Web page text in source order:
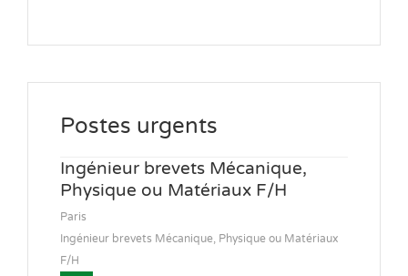
Postes urgents
Ingénieur brevets Mécanique,
Physique ou Matériaux F/H
Paris
Ingénieur brevets Mécanique, Physique ou Matériaux
F/H